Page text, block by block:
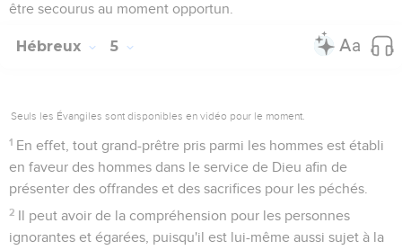
être secourus au moment opportun.
Hébreux 5
Seuls les Évangiles sont disponibles en vidéo pour le moment.
1 En effet, tout grand-prêtre pris parmi les hommes est établi
en faveur des hommes dans le service de Dieu afin de
présenter des offrandes et des sacrifices pour les péchés.
2 Il peut avoir de la compréhension pour les personnes
ignorantes et égarées, puisqu'il est lui-même aussi sujet à la